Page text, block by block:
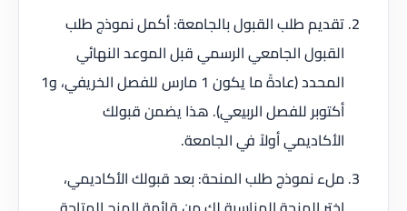
تقديم طلب القبول بالجامعة: أكمل نموذج طلب
القبول الجامعي الرسمي قبل الموعد النهائي
المحدد (عادةً ما يكون 1 مارس للفصل الخريفي، و1
أكتوبر للفصل الربيعي). هذا يضمن قبولك
الأكاديمي أولاً في الجامعة.
ملء نموذج طلب المنحة: بعد قبولك الأكاديمي،